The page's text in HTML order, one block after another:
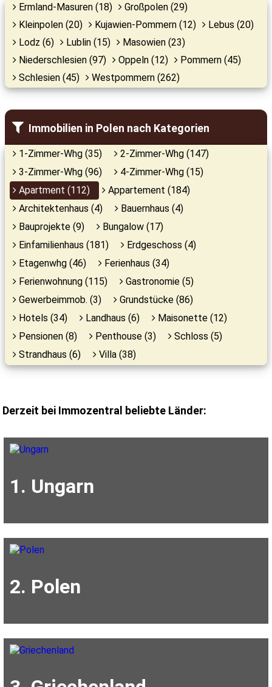
Ermland-Masuren (18)
Großpolen (29)
Kleinpolen (20)
Kujawien-Pommern (12)
Lebus (20)
Lodz (6)
Lublin (15)
Masowien (23)
Niederschlesien (97)
Oppeln (12)
Pommern (45)
Schlesien (45)
Westpommern (262)
Immobilien in Polen nach Kategorien
1-Zimmer-Whg (35)
2-Zimmer-Whg (147)
3-Zimmer-Whg (96)
4-Zimmer-Whg (15)
Apartment (112)
Appartement (184)
Architektenhaus (4)
Bauernhaus (4)
Bauprojekte (9)
Bungalow (17)
Einfamilienhaus (181)
Erdgeschoss (4)
Etagenwhg (46)
Ferienhaus (34)
Ferienwohnung (115)
Gastronomie (5)
Gewerbeimmob. (3)
Grundstücke (86)
Hotels (34)
Landhaus (6)
Maisonette (12)
Pensionen (8)
Penthouse (3)
Schloss (5)
Strandhaus (6)
Villa (38)
Derzeit bei Immozentral beliebte Länder:
1. Ungarn
2. Polen